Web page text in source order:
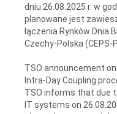
dniu 26.08.2025 r. w
planowane jest
łączenia Rynków Dnia
Czechy-Polska (CEPS-
TSO announcement
Intra-Day Coupling
TSO informs that due
IT systems on